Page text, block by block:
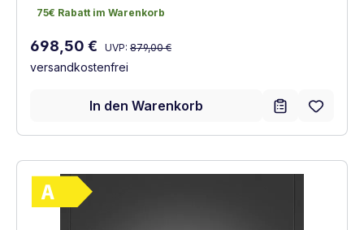
75€ Rabatt im Warenkorb
75€ Rabatt im Warenkorb
Verkaufspreis:
698,50 € Regulärer Preis:
UVP: 879,00 €
versandkostenfrei
In den Warenkorb
Vollständiges Energielabel anzeigen